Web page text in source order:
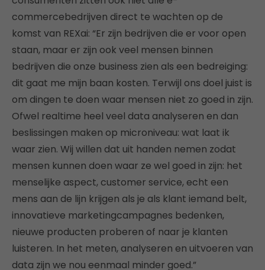
commercebedrijven direct te wachten op de
komst van REXai: “Er zijn bedrijven die er voor open
staan, maar er zijn ook veel mensen binnen
bedrijven die onze business zien als een bedreiging:
dit gaat me mijn baan kosten. Terwijl ons doel juist is
om dingen te doen waar mensen niet zo goed in zijn.
Ofwel realtime heel veel data analyseren en dan
beslissingen maken op microniveau: wat laat ik
waar zien. Wij willen dat uit handen nemen zodat
mensen kunnen doen waar ze wel goed in zijn: het
menselijke aspect, customer service, echt een
mens aan de lijn krijgen als je als klant iemand belt,
innovatieve marketingcampagnes bedenken,
nieuwe producten proberen of naar je klanten
luisteren. In het meten, analyseren en uitvoeren van
data zijn we nou eenmaal minder goed.”